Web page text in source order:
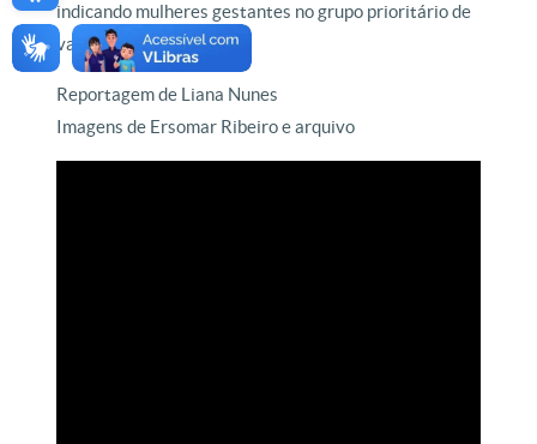
indicando mulheres gestantes no grupo prioritário de
vacinação.
Reportagem de Liana Nunes
Imagens de Ersomar Ribeiro e arquivo